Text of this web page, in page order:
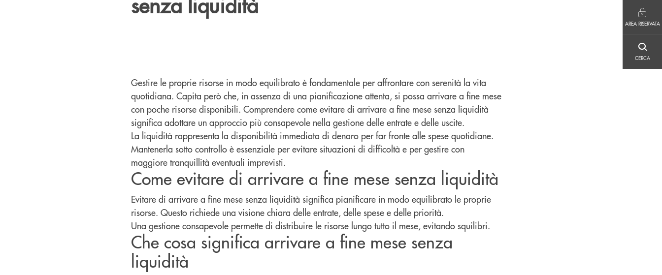
AREA RISERVATA
CERCA
Gestire le proprie risorse in modo equilibrato è fondamentale per affrontare con serenità la vita
quotidiana. Capita però che, in assenza di una pianificazione attenta, si possa arrivare a fine mese
con poche risorse disponibili. Comprendere come evitare di arrivare a fine mese senza liquidità
significa adottare un approccio più consapevole nella gestione delle entrate e delle uscite.
La liquidità rappresenta la disponibilità immediata di denaro per far fronte alle spese quotidiane.
Mantenerla sotto controllo è essenziale per evitare situazioni di difficoltà e per gestire con
maggiore tranquillità eventuali imprevisti.
Come evitare di arrivare a fine mese senza liquidità
Evitare di arrivare a fine mese senza liquidità significa pianificare in modo equilibrato le proprie
risorse. Questo richiede una visione chiara delle entrate, delle spese e delle priorità.
Una gestione consapevole permette di distribuire le risorse lungo tutto il mese, evitando squilibri.
Che cosa significa arrivare a fine mese senza
liquidità